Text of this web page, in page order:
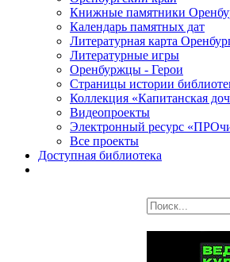
Книжные памятники
Календарь памятных дат
Литературная карта
Литературные игры
Оренбуржцы - Герои
Страницы истории
Коллекция «Капитанская
Видеопроекты
Электронный ресурс
Все проекты
Доступная библиотека